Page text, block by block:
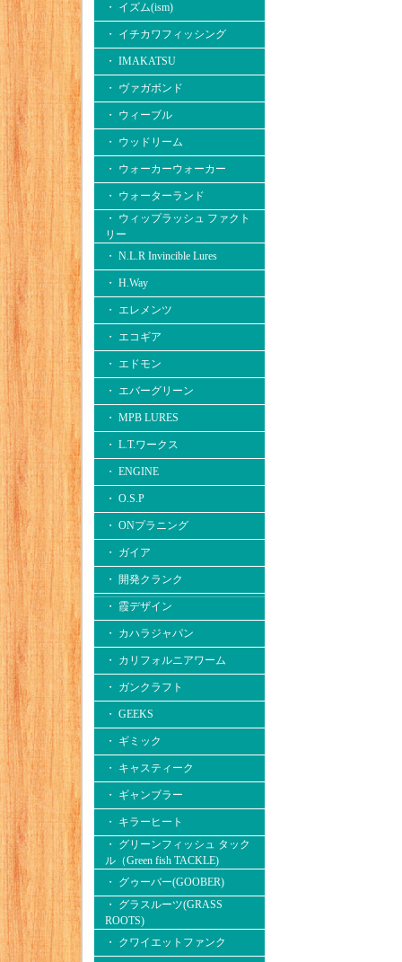
・ イズム(ism)
・ イチカワフィッシング
・ IMAKATSU
・ ヴァガボンド
・ ウィーブル
・ ウッドリーム
・ ウォーカーウォーカー
・ ウォーターランド
・ ウィップラッシュ ファクト
リー
・ N.L.R Invincible Lures
・ H.Way
・ エレメンツ
・ エコギア
・ エドモン
・ エバーグリーン
・ MPB LURES
・ L.T.ワークス
・ ENGINE
・ O.S.P
・ ONプラニング
・ ガイア
・ 開発クランク
・ 霞デザイン
・ カハラジャパン
・ カリフォルニアワーム
・ ガンクラフト
・ GEEKS
・ ギミック
・ キャスティーク
・ ギャンブラー
・ キラーヒート
・ グリーンフィッシュ タック
ル（Green fish TACKLE)
・ グゥーバー(GOOBER)
・ グラスルーツ(GRASS
ROOTS)
・ クワイエットファンク